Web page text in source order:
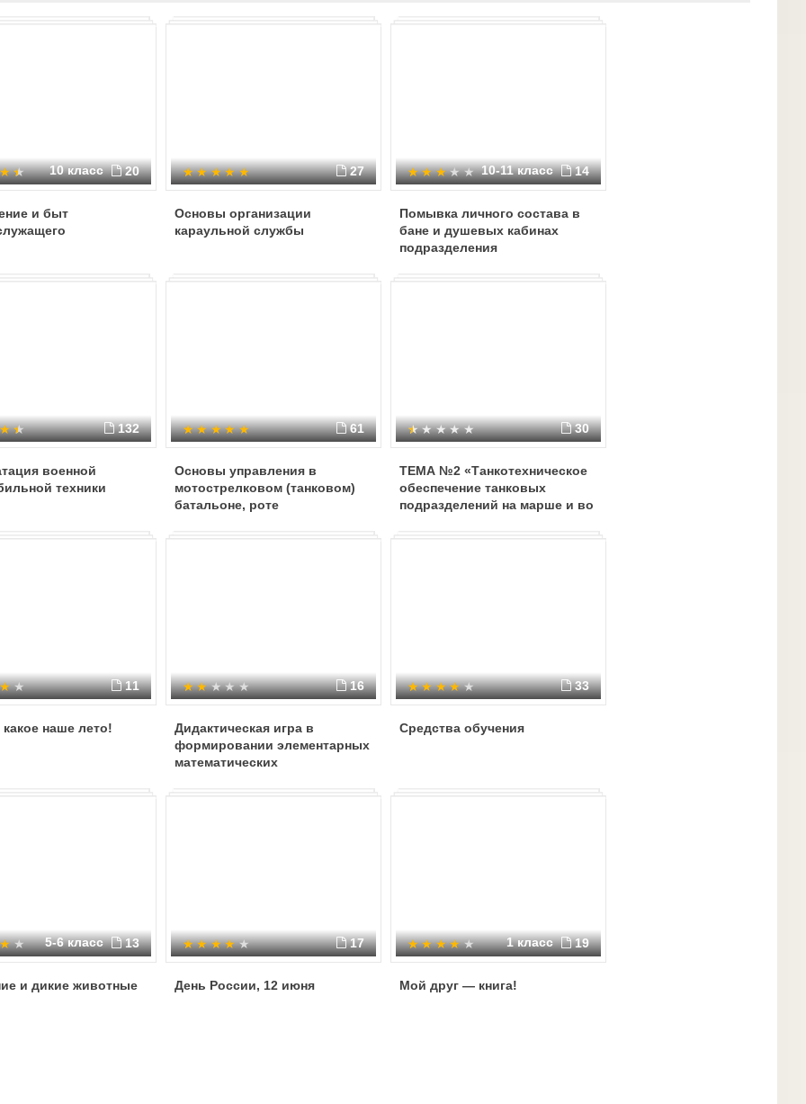
10 класс 20
и быт
27
Основы организации
караульной службы
10-11 класс 14
Помывка личного состава в
бане и душевых кабинах
подразделения
132
военной
техники
61
Основы управления в
мотострелковом (танковом)
батальоне, роте
30
ТЕМА №2 «Танкотехническое
обеспечение танковых
подразделений на марше и во
11
наше лето!
16
Дидактическая игра в
формировании элементарных
математических
33
Средства обучения
5-6 класс 13
и дикие животные
17
День России, 12 июня
1 класс 19
Мой друг — книга!